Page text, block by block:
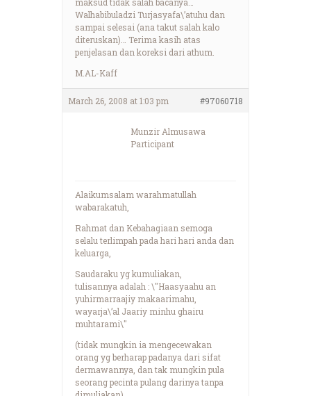
Walhabibuladzi Turjasyafa\’atuhu dan
sampai selesai (ana takut salah kalo
diteruskan)… Terima kasih atas
penjelasan dan koreksi dari athum.
M.AL-Kaff
March 26, 2008 at 1:03 pm #97060718
Munzir Almusawa
Participant
Alaikumsalam warahmatullah
wabarakatuh,
Rahmat dan Kebahagiaan semoga
selalu terlimpah pada hari hari anda dan
keluarga,
Saudaraku yg kumuliakan,
tulisannya adalah : \"Haasyaahu an
yuhirmarraajiy makaarimahu,
wayarja\’al Jaariy minhu ghairu
muhtarami\"
(tidak mungkin ia mengecewakan
orang yg berharap padanya dari sifat
dermawannya, dan tak mungkin pula
seorang pecinta pulang darinya tanpa